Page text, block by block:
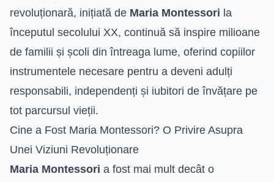
revoluționară, inițiată de Maria Montessori la
începutul secolului XX, continuă să inspire milioane
de familii și școli din întreaga lume, oferind copiilor
instrumentele necesare pentru a deveni adulți
responsabili, independenți și iubitori de învățare pe
tot parcursul vieții.
Cine a Fost Maria Montessori? O Privire Asupra
Unei Viziuni Revoluționare
Maria Montessori a fost mai mult decât o